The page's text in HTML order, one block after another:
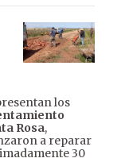
los
Rosa,
a reparar
30